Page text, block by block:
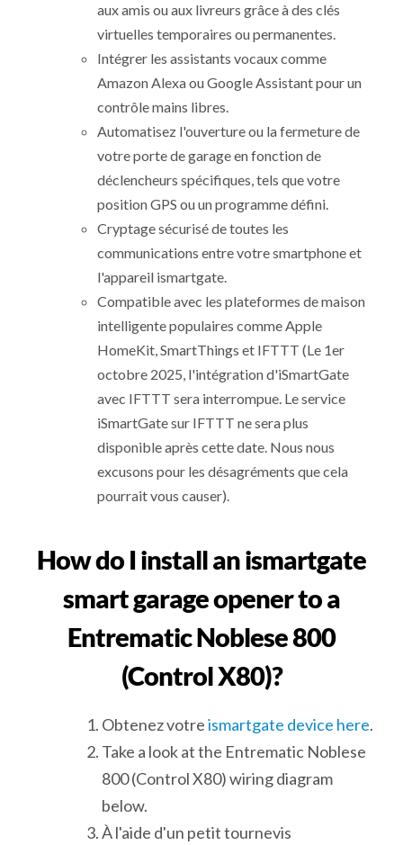
aux amis ou aux livreurs grâce à des clés
virtuelles temporaires ou permanentes.
Intégrer les assistants vocaux comme
Amazon Alexa ou Google Assistant pour un
contrôle mains libres.
Automatisez l'ouverture ou la fermeture de
votre porte de garage en fonction de
déclencheurs spécifiques, tels que votre
position GPS ou un programme défini.
Cryptage sécurisé de toutes les
communications entre votre smartphone et
l'appareil ismartgate.
Compatible avec les plateformes de maison
intelligente populaires comme Apple
HomeKit, SmartThings et IFTTT (Le 1er
octobre 2025, l'intégration d'iSmartGate
avec IFTTT sera interrompue. Le service
iSmartGate sur IFTTT ne sera plus
disponible après cette date. Nous nous
excusons pour les désagréments que cela
pourrait vous causer).
How do I install an ismartgate
smart garage opener to a
Entrematic Noblese 800
(Control X80)?
Obtenez votreismartgate device here.
Take a look at the Entrematic Noblese
800 (Control X80) wiring diagram
below.
À l'aide d'un petit tournevis